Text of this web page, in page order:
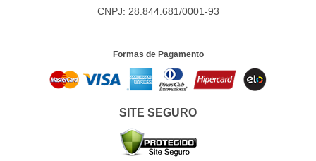
CNPJ: 28.844.681/0001-93
Formas de Pagamento
SITE SEGURO